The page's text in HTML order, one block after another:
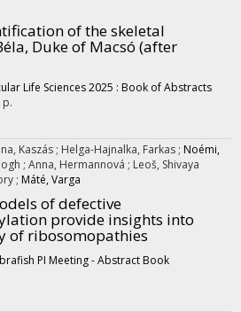
of the skeletal
Duke of Macsó (after
Life Sciences 2025 : Book of Abstracts
p.
Kaszás ; Helga-Hajnalka, Farkas ; Noémi,
; Anna, Hermannová ; Leoš, Shivaya
; Máté, Varga
of defective
provide insights into
of ribosomopathies
PI Meeting - Abstract Book